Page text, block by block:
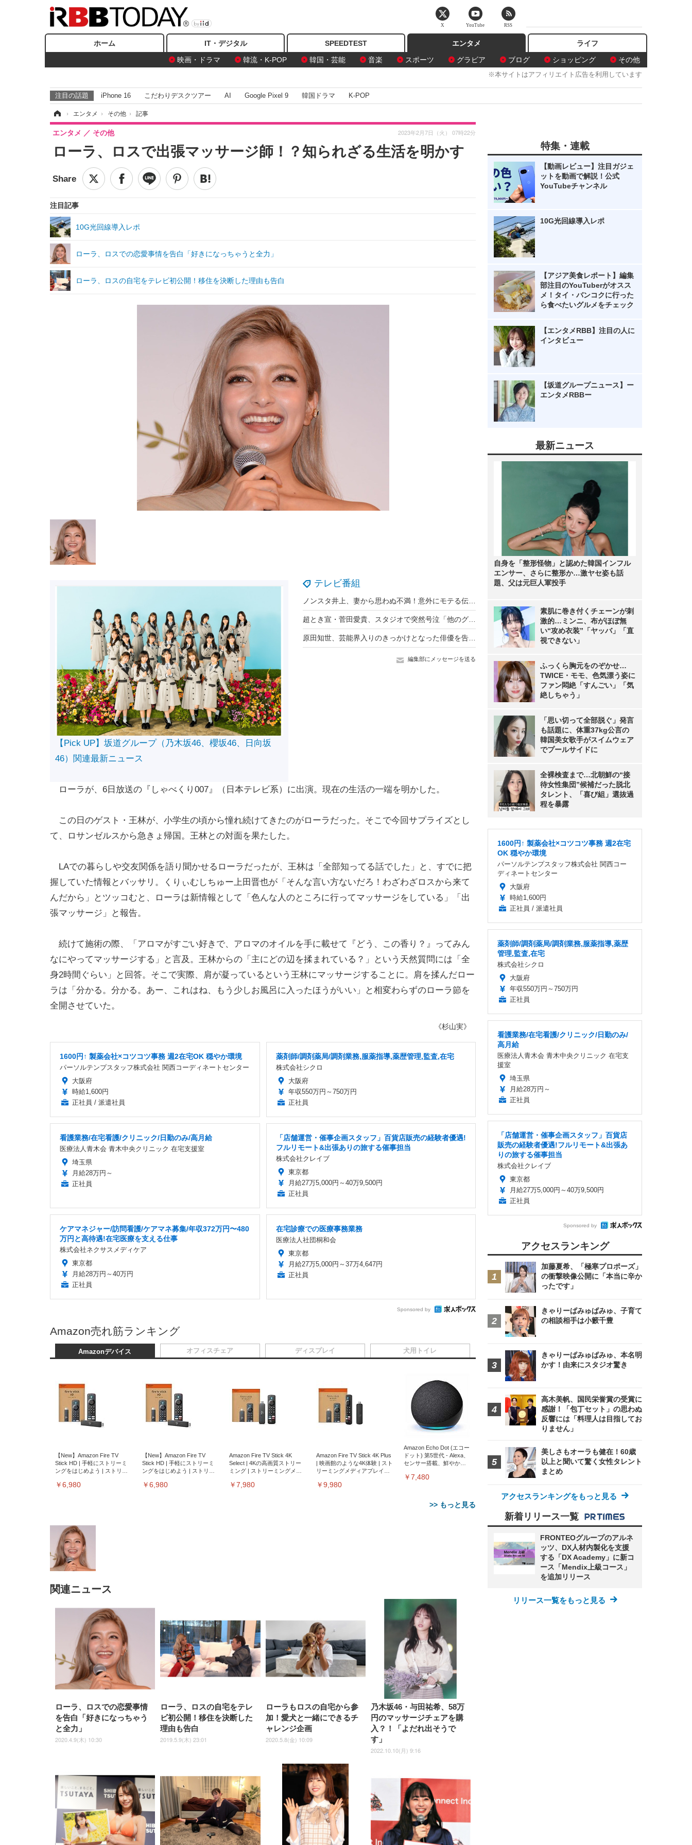
ホーム IT・デジタル SPEEDTEST
エンタメ
映画・ドラマ
韓流・K-POP 韓国・芸能 音楽 スポーツ グラビア ブログ ショッピング その他
ライフ
※本サイトはアフィリエイト広告を利用しています
注目の話題 iPhone 16 こだわりデスクツアー AI Google Pixel 9 韓国ドラマ K-POP
› エンタメ › その他 › 記事
ローラ、ロスで出張マッサージ師！？知られざる生活を明かす
エンタメ その他 2023年2月7日（火） 07時22分
注目記事
10G光回線導入レポ
ローラ、ロスでの恋愛事情を告白「好きになっちゃうと全力」
ローラ、ロスの自宅をテレビ初公開！移住を決断した理由も告白
テレビ番組
編集部にメッセージを送る
【Pick UP】坂道グループ（乃木坂46、櫻坂46、日向坂
46）関連最新ニュース
ローラが、6日放送の『しゃべくり007』（日本テレビ系）に出演。現在の生活の一端を明かした。
この日のゲスト・王林が、小学生の頃から憧れ続けてきたのがローラだった。そこで今回サプライズとし
て、ロサンゼルスから急きょ帰国。王林との対面を果たした。
LAでの暮らしや交友関係を語り聞かせるローラだったが、王林は「全部知ってる話でした」と、すでに把
握していた情報とバッサリ。くりぃむしちゅー上田晋也が「そんな言い方ないだろ！わざわざロスから来て
んだから」とツッコむと、ローラは新情報として「色んな人のところに行ってマッサージをしている」「出
張マッサージ」と報告。
続けて施術の際、「アロマがすごい好きで、アロマのオイルを手に載せて『どう、この香り？』ってみん
なにやってマッサージする」と言及。王林からの「主にどの辺を揉まれている？」という天然質問には「全
身2時間ぐらい」と回答。そこで実際、肩が凝っているという王林にマッサージすることに。肩を揉んだロー
ラは「分かる。分かる。あー、これはね、もう少しお風呂に入ったほうがいい」と相変わらずのローラ節を
全開させていた。
《杉山実》
1600円↑ 製薬会社×コツコツ事務 週2在宅OK 穏やか環境
パーソルテンプスタッフ株式会社 関西コーディネートセンター
大阪府
時給1,600円
正社員 / 派遣社員
薬剤師/調剤薬局/調剤業務,服薬指導,薬歴管理,監査,在宅
株式会社シクロ
大阪府
年収550万円～750万円
正社員
看護業務/在宅看護/クリニック/日勤のみ/高月給
医療法人青木会 青木中央クリニック 在宅支援室
埼玉県
月給28万円～
正社員
「店舗運営・催事企画スタッフ」百貨店販売の経験者優遇!
フルリモート&出張ありの旅する催事担当
株式会社クレイブ
東京都
月給27万5,000円～40万9,500円
正社員
ケアマネジャー/訪問看護/ケアマネ募集/年収372万円〜480
万円と高待遇!在宅医療を支える仕事
株式会社ネクサスメディケア
東京都
月給28万円～40万円
正社員
在宅診療での医療事務業務
医療法人社団桐和会
東京都
月給27万5,000円～37万4,647円
正社員
Sponsored by
Amazon売れ筋ランキング
Amazonデバイス
【New】Amazon Fire TV
Stick HD | 手軽にストリーミ
ングをはじめよう | ストリー
￥6,980
【New】Amazon Fire TV
Stick HD | 手軽にストリーミ
ングをはじめよう | ストリー
￥6,980
Amazon Fire TV Stick 4K
Select | 4Kの高画質ストリー
ミング | ストリーミングメデ
￥7,980
Amazon Fire TV Stick 4K Plus
| 映画館のような4K体験 | スト
リーミングメディアプレイヤ
￥9,980
Amazon Echo Dot (エコー
ドット) 第5世代 - Alexa、
センサー搭載、鮮やかな
￥7,480
>> もっと見る
オフィスチェア
[EdoErgo] オフィスチェア 椅
子 テレワーク 疲れない 跳ね
上げ式アームレスト コンパク
ト 約105度ロッキング pc 事務
椅子 360度回転 座面昇降 強化
ナイロン樹脂ベース 通気性メ
ッシュ 在宅ワーク H-
WY01(黒網+黒枠+黒足)
￥5,699
SIHOO B100 オフィスチェア
ア 人間工学 疲れない ブラッ
￥27,999
チェア 強化バックレスト 30
度ロッキング機能 人間工学 椅
子 腰サポート 90度跳ね上げ
式アームレスト 3Dヘッドレス
ト ハンガー付き 高反発クッシ
ョン PCチェア 通気性メッシ
ュ ゲーミング/勉強/事務用 お
しゃれ パソコンチェア (ブラ
￥7,680
チェア 強化バックレスト 30度
ロッキング機能 人間工学 椅子
腰サポート 90度跳ね上げ式ア
ームレスト 3Dヘッドレスト
ハンガー付き 高反発クッショ
ン PCチェア 通気性メッシュ
ゲーミング/勉強/事務用 おし
ゃれ パソコンチェア (ホワイ
￥7,680
ANDWINT オフィスチェ
ア デスクチェア 肘なし メ
ッシュ 通気性 ランバーサ
ポート付き 腰サポート ガ
ス圧無段階昇降 360度回
転 キャスター付き コンパ
クト 幅52×奥行58.5×高さ
84～96cm テレワーク 在
宅勤務 ブラック
￥4,139
ディスプレイ
ムモニター | FlexScan
EV3240X-WT | 31.5型4K
UHD・USB Type-C・ホワイ
￥105,595
ムモニター | FlexScan
UHD・USB Type-C・ホワイ
￥109,572 ￥49,979
HD（1920×1080）VA 非光
沢 HDMI/DisplayPort/VGA
スピーカー内蔵 高さ調整 ス
イベル VESA対応
ComfortView ビジネス向け
￥15,800
【MiniLED/24.5inch/280Hz/FHD】
GRAPHT THE SHOOTER
Gaming Monitor 24” Essential ゲ
ーミングモニター QD 24.5インチ
1ms FHD 量子ドット 残像低減 (3
年保証 | 輝点保証 | 日本メーカー)
犬用トイレ
Amazonベーシック ペットシ
ーツ 薄型 レギュラー 1回使い
捨て 無香料 ホワイト 300枚
￥3,373
Amazonベーシック ペットシ
枚) ホワイト(吸収面:ライトブ
￥3,234
￥1,800
Smart Basic アイリスオーヤマ
ペットシーツ 超厚型 お徳用
ワイド 100枚入 (x 1) (ケース
販売)
￥3,670
アイリスオーヤマ ペット
シーツ 超厚型 お徳用 レギ
ュラー 200枚入
【Amazon.co.jp限定】
￥3,731
関連ニュース
ローラ、ロスでの恋愛事情
を告白「好きになっちゃう
と全力」
2020.4.9(木) 10:30
ローラ、ロスの自宅をテレ
ビ初公開！移住を決断した
理由も告白
2019.5.9(木) 23:01
ローラもロスの自宅から参
加！愛犬と一緒にできるチ
ャレンジ企画
2020.5.8(金) 10:09
乃木坂46・与田祐希、58万
円のマッサージチェアを購
入？！「よだれ出そうで
す」
2022.10.10(月) 9:16
特集・連載
【動画レビュー】注目ガジェ
ットを動画で解説！公式
YouTubeチャンネル
10G光回線導入レポ
【アジア美食レポート】編集
部注目のYouTuberがオスス
メ！タイ・バンコクに行った
ら食べたいグルメをチェック
【エンタメRBB】注目の人に
インタビュー
【坂道グループニュース】ー
エンタメRBBー
最新ニュース
自身を「整形怪物」と認めた韓国インフル
エンサー、さらに整形か…激ヤセ姿も話
題、父は元巨人軍投手
素肌に巻き付くチェーンが刺
激的…ミンニ、布がほぼ無
い“攻め衣装”「ヤッバ」「直
視できない」
ふっくら胸元をのぞかせ…
TWICE・モモ、色気漂う姿に
ファン悶絶「すんごい」「気
絶しちゃう」
「思い切って全部脱ぐ」発言
も話題に、体重37kg公言の
韓国美女歌手がスイムウェア
でプールサイドに
全裸検査まで…北朝鮮の“接
待女性集団”候補だった脱北
タレント、「喜び組」選抜過
程を暴露
1600円↑ 製薬会社×コツコツ事務 週2在宅
OK 穏やか環境
パーソルテンプスタッフ株式会社 関西コー
ディネートセンター
大阪府
時給1,600円
正社員 / 派遣社員
薬剤師/調剤薬局/調剤業務,服薬指導,薬歴
管理,監査,在宅
株式会社シクロ
大阪府
年収550万円～750万円
正社員
看護業務/在宅看護/クリニック/日勤のみ/
高月給
医療法人青木会 青木中央クリニック 在宅支
援室
埼玉県
月給28万円～
正社員
「店舗運営・催事企画スタッフ」百貨店
販売の経験者優遇!フルリモート&出張あ
りの旅する催事担当
株式会社クレイブ
東京都
月給27万5,000円～40万9,500円
正社員
Sponsored by
アクセスランキング
加藤夏希、「極寒プロポーズ」
の衝撃映像公開に「本当に辛か
ったです」
きゃりーぱみゅぱみゅ、子育て
の相談相手は小籔千豊
きゃりーぱみゅぱみゅ、本名明
かす！由来にスタジオ驚き
高木美帆、国民栄誉賞の受賞に
感謝！「包丁セット」の思わぬ
反響には「料理人は目指してお
りません」
美しさもオーラも健在！60歳
以上と聞いて驚く女性タレント
まとめ
アクセスランキングをもっと見る
新着リリース一覧
FRONTEOグループのアルネ
ッツ、DX人材内製化を支援
する「DX Academy」に新コ
ース「Mendix上級コース」
を追加リリース
リリース一覧をもっと見る
X YouTube RSS